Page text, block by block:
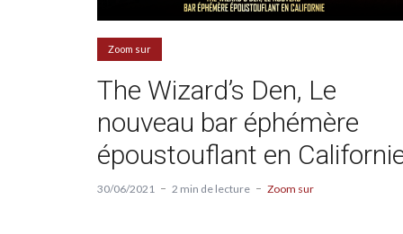
Zoom sur
The Wizard’s Den, Le
nouveau bar éphémère
époustouflant en
30/06/2021 2 min de lecture Zoom sur